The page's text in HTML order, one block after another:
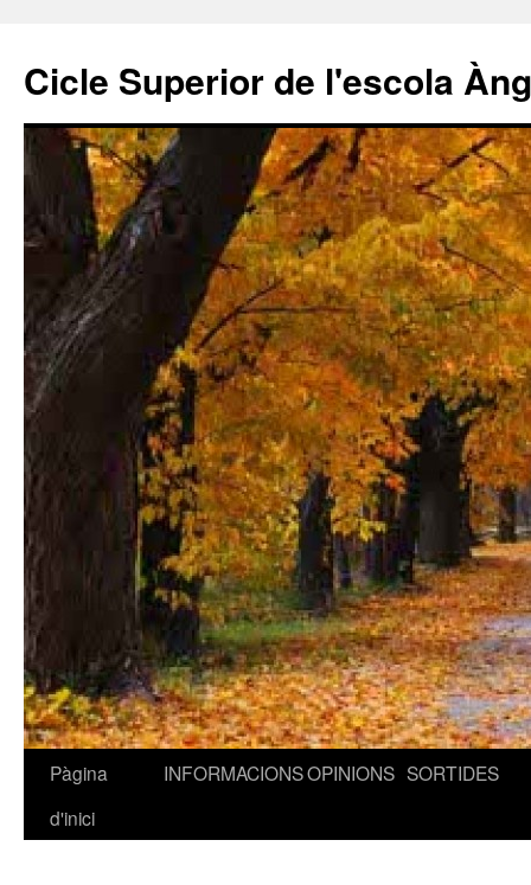
Cicle Superior de l'escola
Vés
Pàgina
d'inici
INFORMACIONSOPINIONS SORTIDES